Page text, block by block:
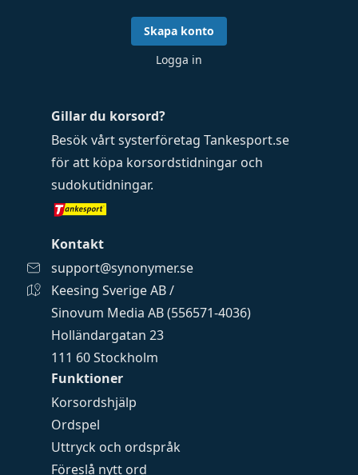
Funktioner
Korsordshjälp
Ordspel
Uttryck och ordspråk
Föreslå nytt ord
Gillar du korsord?
Besök vårt systerföretag Tankesport.se
för att köpa korsordstidningar och
sudokutidningar.
Kontakt
support@synonymer.se
Keesing Sverige AB /
Sinovum Media AB (556571-4036)
Holländargatan 23
111 60 Stockholm
Skapa konto
Logga in